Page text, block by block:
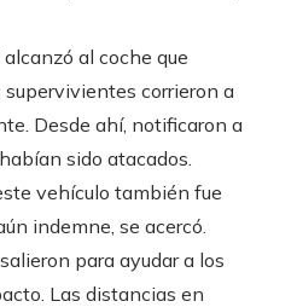
al coche que
supervivientes corrieron a
Desde ahí, notificaron a
sido atacados.
vehículo también fue
indemne, se acercó.
para ayudar a los
Las distancias en